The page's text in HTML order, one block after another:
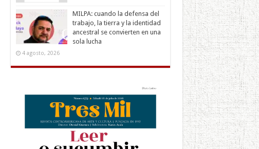
MILPA: cuando la defensa del
trabajo, la tierra y la identidad
ancestral se convierten en una
sola lucha
4 agosto, 2026